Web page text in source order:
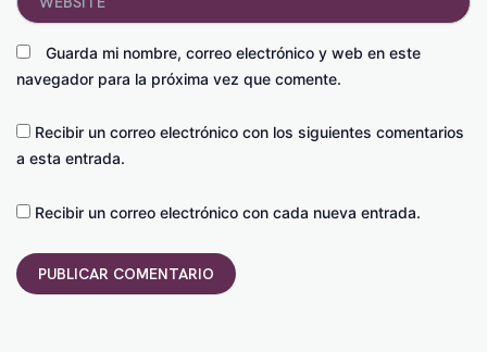
Guarda mi nombre, correo electrónico y web en este
navegador para la próxima vez que comente.
Recibir un correo electrónico con los siguientes comentarios
a esta entrada.
Recibir un correo electrónico con cada nueva entrada.